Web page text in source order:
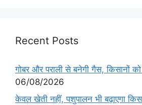
Recent Posts
गोबर और पराली से बनेगी गैस, किसानों को
06/08/2026
केवल खेती नहीं, पशुपालन भी बढ़ाएगा